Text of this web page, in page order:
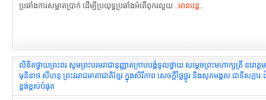
ប្រឆាំងការសម្អាតប្រាក់ ដើម្បីប្រយុទ្ធប្រឆាំង​អំពើពុករលួយ ..អានបន្ត..
លិខិតថ្វាយព្រះពរ សូមព្រះបរមរាជា​នុញ្ញាតក្រាបបង្គំទូលថ្វាយ សម្ដេចព្រះមហាក្សត្រី នរោត្តម
មុនិនាថ សីហនុ ព្រះវររាជមាតាជាតិខ្មែរ ក្នុងសិរីភាព សេចក្ដីថ្លៃថ្លូរ និងសុភមង្គល ជាទីសក្ការៈ
ខ្ពង់ខ្ពស់បំផុត